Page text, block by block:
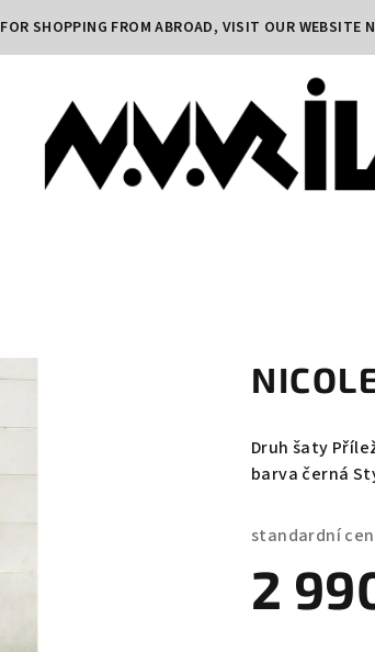
FOR SHOPPING FROM ABROAD, VISIT OUR WEBSITE
Druh šaty
barva černá
standardní
2